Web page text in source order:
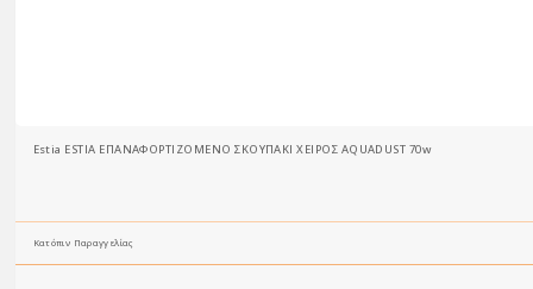
Estia ESTIA ΕΠΑΝΑΦΟΡΤΙΖΟΜΕΝΟ ΣΚΟΥΠΑΚΙ ΧΕΙΡΟΣ AQUADUST 70w
Κατόπιν Παραγγελίας